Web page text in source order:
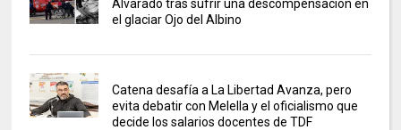
Alvarado tras sufrir una descompensación en
el glaciar Ojo del Albino
Catena desafía a La Libertad Avanza, pero
evita debatir con Melella y el oficialismo que
decide los salarios docentes de TDF